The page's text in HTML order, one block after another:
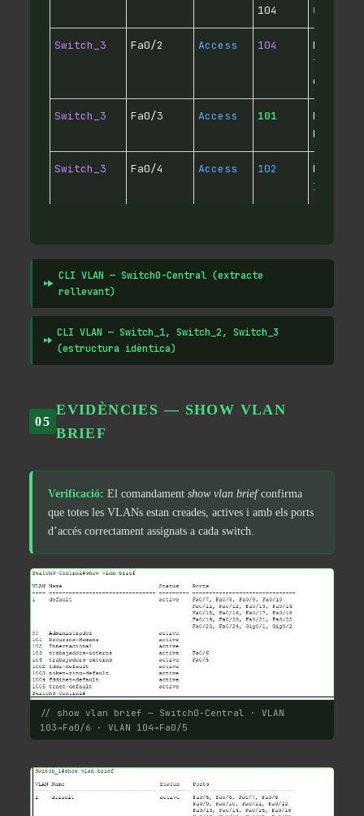
104
Central
Switch_3 Fa0/2 Access 104
PC
externs
Switch_3 Fa0/3 Access 101
PC
Humans
Switch_3 Fa0/4 Access 102
PC
CLI VLAN — Switch0-Central (extracte
rellevant)
CLI VLAN — Switch_1, Switch_2, Switch_3
(estructura idèntica)
05
EVIDÈNCIES — SHOW VLAN
BRIEF
Verificació: El comandamentshow vlan briefconfirma
que totes les VLANs estan creades, actives i amb els ports
d’accés correctament assignats a cada switch.
// show vlan brief — Switch0-Central · VLAN
103→Fa0/6 · VLAN 104→Fa0/5